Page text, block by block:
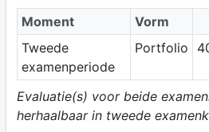
Moment
Vorm
Tweede
examenperiode
Portfolio
Evaluatie(s) voor beide
herhaalbaar in tweede